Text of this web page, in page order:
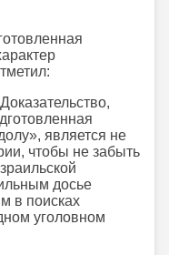
является не
чтобы не забыть
досье
в поисках
уголовном